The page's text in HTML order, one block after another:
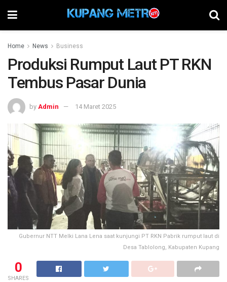
Home News Business
Produksi Rumput Laut PT RKN
Tembus Pasar Dunia
by Admin 14 Maret 2025
Gubernur NTT Melki Lana Lena saat kunjungi PT RKN Pabrik rumput laut di
Desa Tablolong, Kabupaten Kupang
0
SHARES